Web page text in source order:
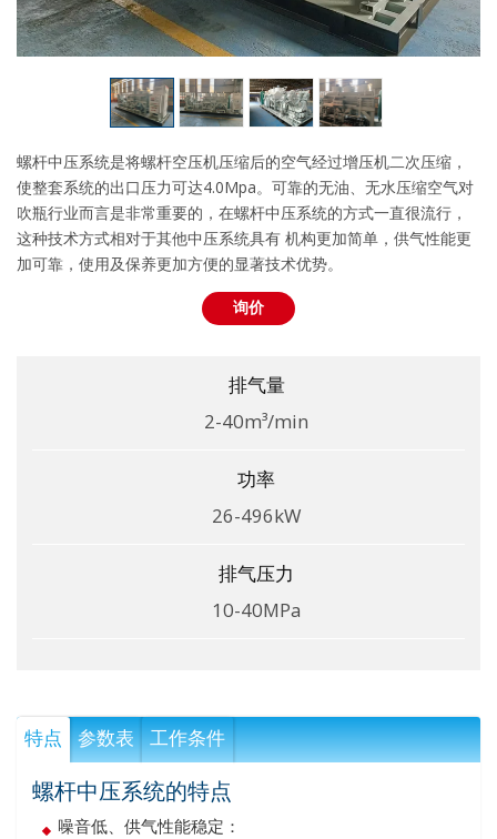
螺杆中压系统是将螺杆空压机压缩后的空气经过增压机二次压缩，
使整套系统的出口压力可达4.0Mpa。可靠的无油、无水压缩空气对
吹瓶行业而言是非常重要的，在螺杆中压系统的方式一直很流行，
这种技术方式相对于其他中压系统具有 机构更加简单，供气性能更
加可靠，使用及保养更加方便的显著技术优势。
询价
排气量
2-40m³/min
功率
26-496kW
排气压力
10-40MPa
特点 参数表 工作条件
螺杆中压系统的特点
噪音低、供气性能稳定：